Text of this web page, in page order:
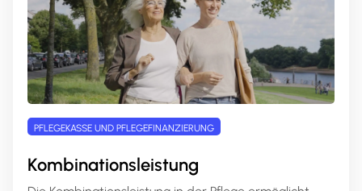
PFLEGEKASSE UND PFLEGEFINANZIERUNG
Kombinationsleistung